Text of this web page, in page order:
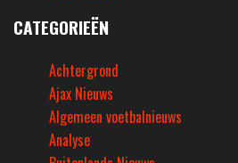
CATEGORIEËN
Achtergrond
Ajax Nieuws
Algemeen voetbalnieuws
Analyse